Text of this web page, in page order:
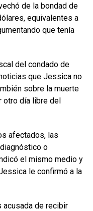
de la bondad de
equivalentes a
que tenía
del condado de
que Jessica no
sobre la muerte
otro día libre del
afectados, las
o
el mismo medio y
le confirmó a la
acusada de recibir